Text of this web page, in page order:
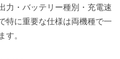
力・バッテリー種別・充電速
特に重要な仕様は両機種で一
す。